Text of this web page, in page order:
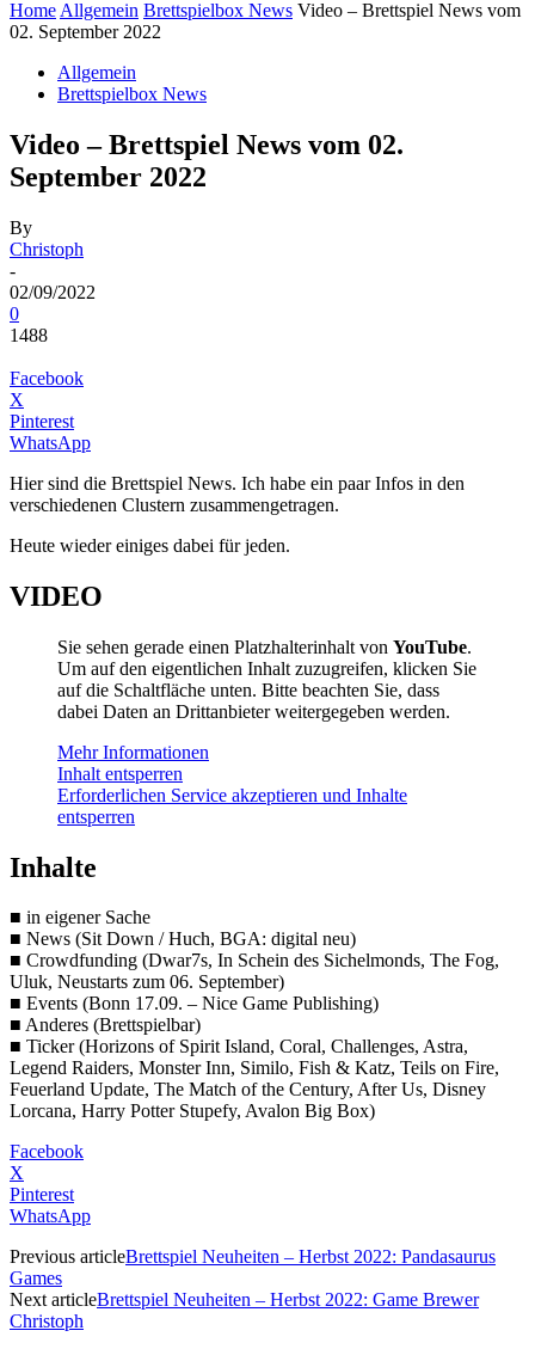
Home Allgemein Brettspielbox News Video – Brettspiel News vom
02. September 2022
Allgemein
Brettspielbox News
Video – Brettspiel News vom 02.
September 2022
By
Christoph
-
02/09/2022
0
1488
Facebook
X
Pinterest
WhatsApp
Hier sind die Brettspiel News. Ich habe ein paar Infos in den
verschiedenen Clustern zusammengetragen.
Heute wieder einiges dabei für jeden.
VIDEO
Sie sehen gerade einen Platzhalterinhalt von YouTube.
Um auf den eigentlichen Inhalt zuzugreifen, klicken Sie
auf die Schaltfläche unten. Bitte beachten Sie, dass
dabei Daten an Drittanbieter weitergegeben werden.
Mehr Informationen
Inhalt entsperren
Erforderlichen Service akzeptieren und Inhalte
entsperren
Inhalte
■ in eigener Sache
■ News (Sit Down / Huch, BGA: digital neu)
■ Crowdfunding (Dwar7s, In Schein des Sichelmonds, The Fog,
Uluk, Neustarts zum 06. September)
■ Events (Bonn 17.09. – Nice Game Publishing)
■ Anderes (Brettspielbar)
■ Ticker (Horizons of Spirit Island, Coral, Challenges, Astra,
Legend Raiders, Monster Inn, Similo, Fish & Katz, Teils on Fire,
Feuerland Update, The Match of the Century, After Us, Disney
Lorcana, Harry Potter Stupefy, Avalon Big Box)
Facebook
X
Pinterest
WhatsApp
Previous articleBrettspiel Neuheiten – Herbst 2022: Pandasaurus
Games
Next articleBrettspiel Neuheiten – Herbst 2022: Game Brewer
Christoph